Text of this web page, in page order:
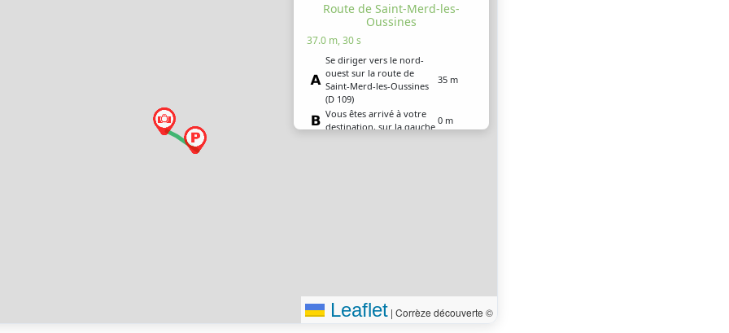
Route de Saint-Merd-les-
Oussines
37.0 m, 30 s
Se diriger vers le nord-
ouest sur la route de
Saint-Merd-les-Oussines
(D 109)
35 m
Vous êtes arrivé à votre
destination, sur la gauche
0 m
Leaflet | Corrèze découverte ©